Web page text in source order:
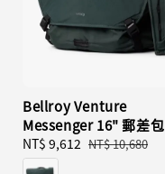
Bellroy Venture
Messenger 16" 郵差包
Sale
price
NT$ 9,612 Regular
NT$ 10,680